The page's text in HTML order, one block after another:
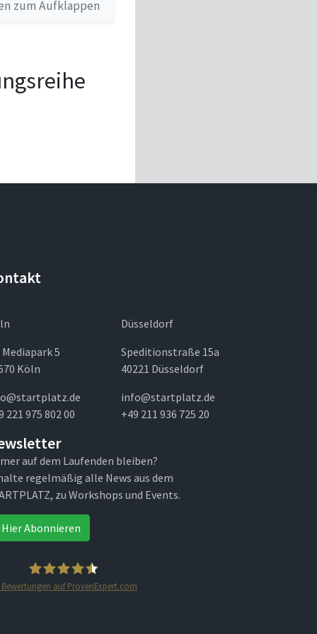
zum Aufklappen
5
Köln
221 975 802 00
Düsseldorf
Speditionstraße 15a
40221 Düsseldorf
info@startplatz.de
+49 211 936 725 20
auf dem Laufenden bleiben?
regelmäßig alle News aus dem
zu Workshops und Events.
Hier Abonnieren
Bewertungen auf ProvenExpert.com